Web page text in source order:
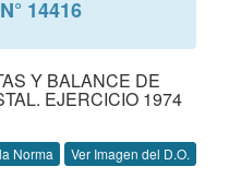
N° 14416
Y BALANCE DE
EJERCICIO 1974
Norma Ver Imagen del D.O.